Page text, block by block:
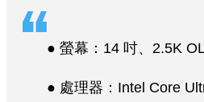
● 螢幕：14 吋、2.5K
● 處理器：Intel Core